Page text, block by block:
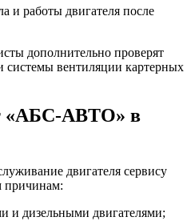
и работы двигателя после
дополнительно проверят
системы вентиляции картерных
«АБС-АВТО» в
двигателя сервису
и дизельными двигателями;